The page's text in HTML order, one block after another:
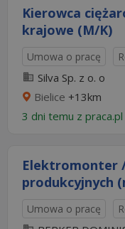
Kierowca
krajowe (M/K)
Umowa o pracę
Silva Sp. z o. o
Bielice +13km
3 dni temu z praca.pl
Elektromonter
produkcyjnych
Umowa o pracę